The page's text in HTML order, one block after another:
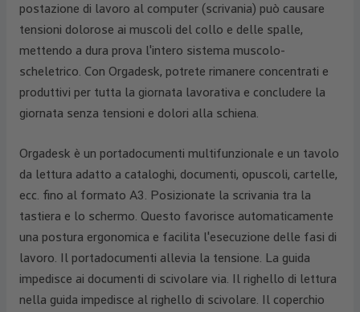
postazione di lavoro al computer (scrivania) può causare
tensioni dolorose ai muscoli del collo e delle spalle,
mettendo a dura prova l'intero sistema muscolo-
scheletrico. Con Orgadesk, potrete rimanere concentrati e
produttivi per tutta la giornata lavorativa e concludere la
giornata senza tensioni e dolori alla schiena.
Orgadesk è un portadocumenti multifunzionale e un tavolo
da lettura adatto a cataloghi, documenti, opuscoli, cartelle,
ecc. fino al formato A3. Posizionate la scrivania tra la
tastiera e lo schermo. Questo favorisce automaticamente
una postura ergonomica e facilita l'esecuzione delle fasi di
lavoro. Il portadocumenti allevia la tensione. La guida
impedisce ai documenti di scivolare via. Il righello di lettura
nella guida impedisce al righello di scivolare. Il coperchio